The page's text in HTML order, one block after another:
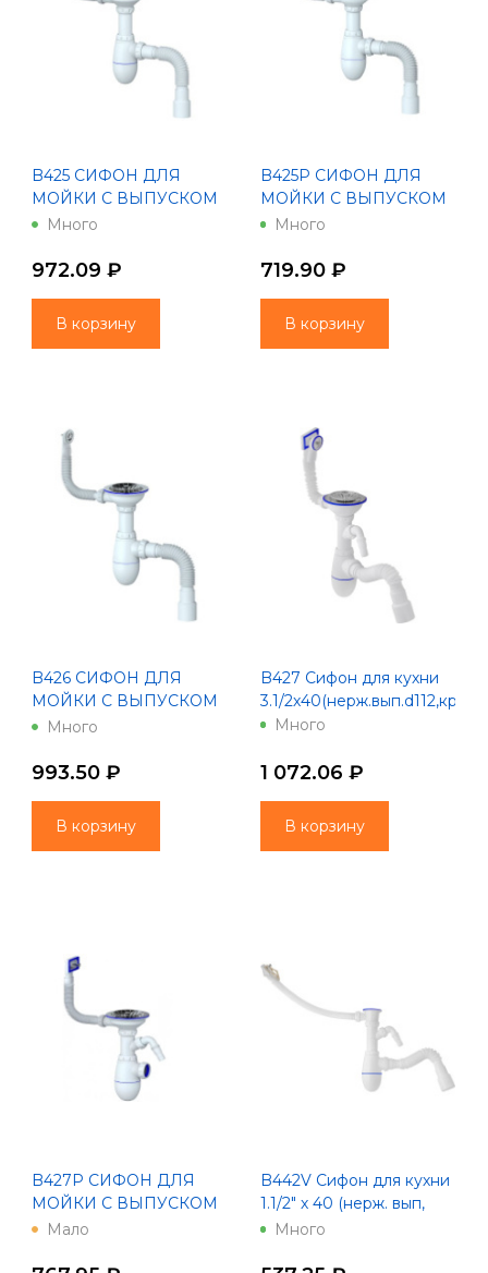
B425 CИФОН ДЛЯ
МОЙКИ С ВЫПУСКОМ
1 1/2 И
ПЕРЕЛИВОМ, С
СОЕДИНЕНИЕМ
Много
972.09 ₽
В корзину
B425Р CИФОН ДЛЯ
МОЙКИ С ВЫПУСКОМ
1 1/2 Ø40 С
ПЕРЕЛИВОМ И
СОЕДИНЕНИЕМ Ø40х
Много
719.90 ₽
В корзину
B426 CИФОН ДЛЯ
МОЙКИ С ВЫПУСКОМ
1 1/2 И КРУГЛЫМ
ГИБКИМ
Много
993.50 ₽
В корзину
B427 Сифон для кухни
3.1/
Много
1 072.06 ₽
В корзину
B427P CИФОН ДЛЯ
МОЙКИ С ВЫПУСКОМ
3 1/2 на Ø40 С
Мало
B442V Сифон для кухни
1.1/2" х 40 (нерж. вып,
отвод для стир. маш,
Много